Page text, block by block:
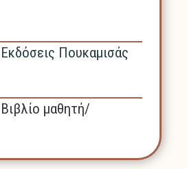
Πουκαμισάς
μαθητή/